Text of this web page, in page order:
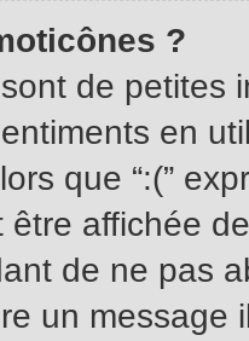
?
de petites
en
que “:(”
être affichée
de ne pas
un message